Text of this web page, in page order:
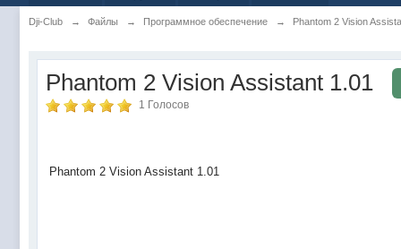
Dji-Club → Файлы → Программное обеспечение → Phantom 2 Vision
Phantom 2 Vision Assistant 1.01
1 Голосов
Phantom 2 Vision Assistant 1.01